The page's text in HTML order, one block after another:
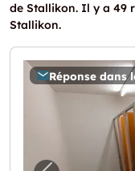
de Stallikon. Il y a 49
Stallikon.
Réponse dans